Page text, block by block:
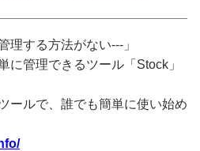
理する方法がない---」
に管理できるツール「Stock」
ールで、誰でも簡単に使い始め